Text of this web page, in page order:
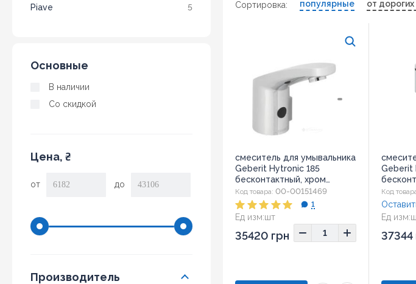
Piave
5
Основные
В наличии
Со скидкой
Цена, ₴
от до
Производитель
Сортировка: популярные от
смеситель для умывальника
Geberit Hytronic 185
бесконтактный, хром
(116.145.21.1)
Код товара: 00-00151469
Ед изм:шт
1
35420 грн
Geberit
Код
Ед изм:
37344